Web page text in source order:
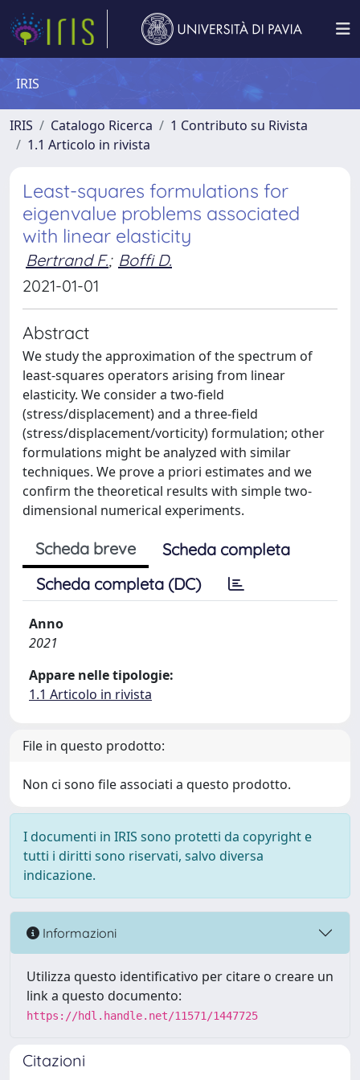
IRIS
IRIS Catalogo Ricerca
1 Contributo su Rivista
1.1 Articolo in rivista
Least-squares formulations for
eigenvalue problems associated
with linear elasticity
Bertrand F.; Boffi D.
2021-01-01
Abstract
We study the approximation of the spectrum of
least-squares operators arising from linear
elasticity. We consider a two-field
(stress/displacement) and a three-field
(stress/displacement/vorticity) formulation; other
formulations might be analyzed with similar
techniques. We prove a priori estimates and we
confirm the theoretical results with simple two-
dimensional numerical experiments.
Scheda breve
Scheda completa
Scheda completa (DC)
Anno
2021
Appare nelle tipologie:
1.1 Articolo in rivista
File in questo prodotto:
Non ci sono file associati a questo prodotto.
I documenti in IRIS sono protetti da copyright e
tutti i diritti sono riservati, salvo diversa
indicazione.
Informazioni
Utilizza questo identificativo per citare o creare un
link a questo documento:
https://hdl.handle.net/11571/1447725
Citazioni